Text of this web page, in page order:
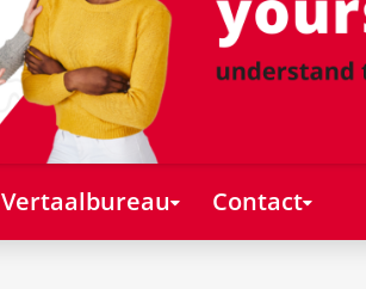
Vertaalbureau Contact